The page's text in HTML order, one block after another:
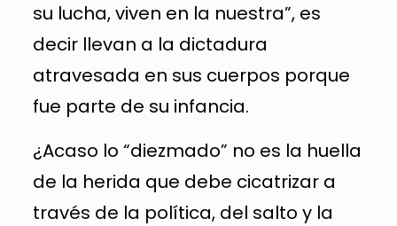
su lucha, viven en la nuestra”, es
decir llevan a la dictadura
atravesada en sus cuerpos porque
fue parte de su infancia.
¿Acaso lo “diezmado” no es la huella
de la herida que debe cicatrizar a
través de la política, del salto y la